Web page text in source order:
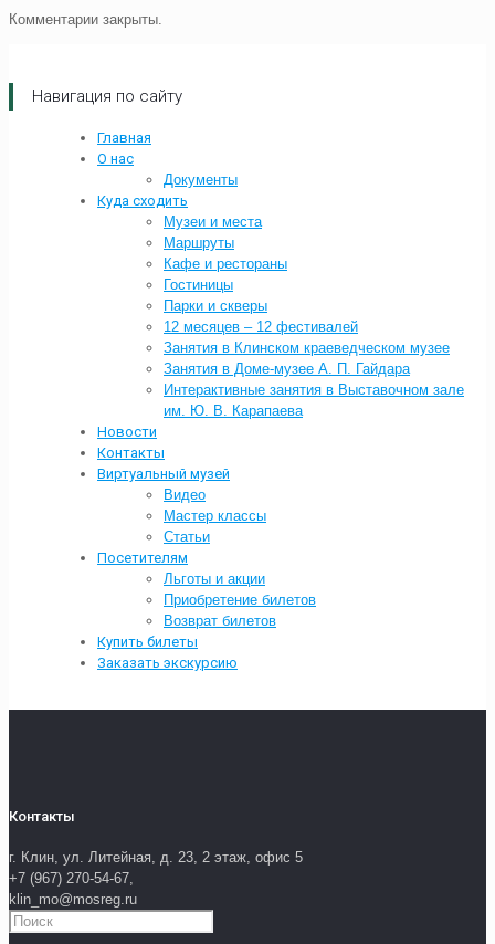
Комментарии закрыты.
Навигация по сайту
Главная
О нас
Документы
Куда сходить
Музеи и места
Маршруты
Кафе и рестораны
Гостиницы
Парки и скверы
12 месяцев – 12 фестивалей
Занятия в Клинском краеведческом музее
Занятия в Доме-музее А. П. Гайдара
Интерактивные занятия в Выставочном зале
им. Ю. В. Карапаева
Новости
Контакты
Виртуальный музей
Видео
Мастер классы
Статьи
Посетителям
Льготы и акции
Приобретение билетов
Возврат билетов
Купить билеты
Заказать экскурсию
Контакты
г. Клин, ул. Литейная, д. 23, 2 этаж, офис 5
+7 (967) 270-54-67,
klin_mo@mosreg.ru